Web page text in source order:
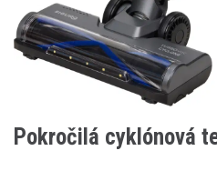
Pokročilá cyklónová